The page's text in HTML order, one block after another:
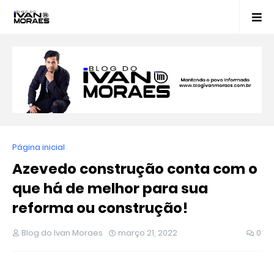
Página inicial
Azevedo construção conta com o
que há de melhor para sua
reforma ou construção!
Blog do Ivan Moraes março 21, 2022 0